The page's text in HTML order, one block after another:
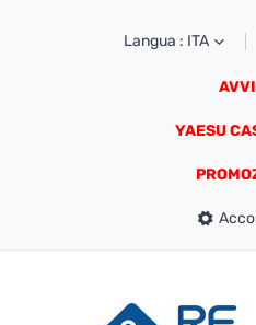
Langua : ITA
YAESU